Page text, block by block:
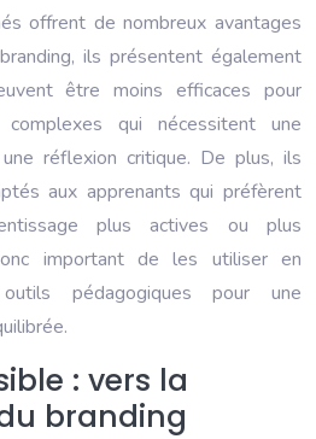
offrent de nombreux avantages
ils présentent également
être moins efficaces pour
qui nécessitent une
réflexion critique. De plus, ils
aux apprenants qui préfèrent
plus actives ou plus
important de les utiliser en
pédagogiques pour une
: vers la
branding